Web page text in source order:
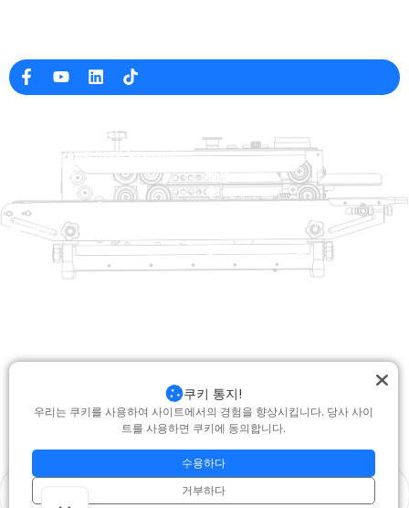
도움말 링크
제품
해결책
제품
트레이 살러
열적 성형 포장 기계
가방 폐쇄 시스템
포장 기계를 수축시킵니다
회사 정보
+8613738733841
No. 2 Dawei Road, Gaoxiang
산업 구역, Wenzhou, 중국 잔즈 앙
저작권 © 2025 Hualian. 모든 권리 보유 | 지원 : Junj|
|setemap.xml
쿠키 통지!
우리는 쿠키를 사용하여 사이트에서의 경험을 향상시킵니다. 당사 사이
트를 사용하면 쿠키에 동의합니다.
수용하다
거부하다